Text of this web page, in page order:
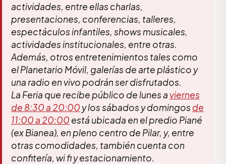
actividades, entre ellas charlas,
presentaciones, conferencias, talleres,
espectáculos infantiles, shows musicales,
actividades institucionales, entre otras.
Además, otros entretenimientos tales como
el Planetario Móvil, galerías de arte plástico y
una radio en vivo podrán ser disfrutados.
La Feria que recibe público de lunes a viernes
de 8:30 a 20:00 y los sábados y domingos de
11:00 a 20:00 está ubicada en el predio Piané
(ex Bianea), en pleno centro de Pilar, y, entre
otras comodidades, también cuenta con
confitería, wi fi y estacionamiento.